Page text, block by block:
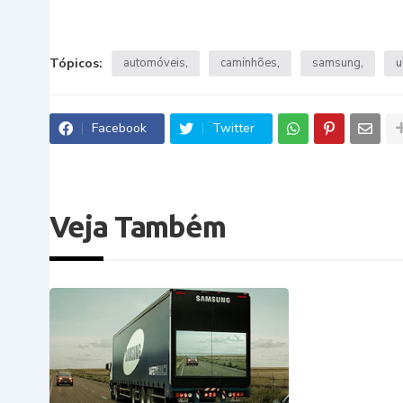
Tópicos: automóveis caminhões samsung
Facebook Twitter
Veja Também